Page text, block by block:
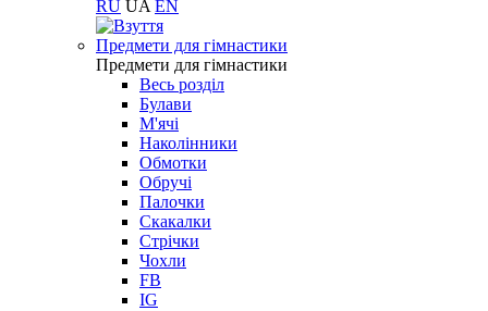
RU UA EN
Предмети для гімнастики
Предмети для гімнастики
Весь розділ
Булави
М'ячі
Наколінники
Обмотки
Обручі
Палочки
Скакалки
Стрічки
Чохли
FB
IG